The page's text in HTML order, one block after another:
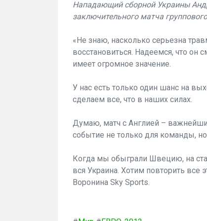
Нападающий сборной Украины
заключительного матча
«Не знаю, насколько серьезна
восстановиться. Надеемся, что он
имеет огромное значение.
У нас есть только один шанс на
сделаем все, что в наших силах.
Думаю, матч с Англией –
событие не только для команды,
Когда мы обыграли Швецию, на
вся Украина. Хотим повторить все
Воронина Sky Sports.